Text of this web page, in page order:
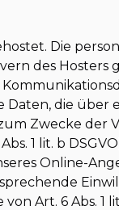
Die
des Hosters
die über
Zwecke
1 lit. b
Online-
Art. 6 Abs. 1